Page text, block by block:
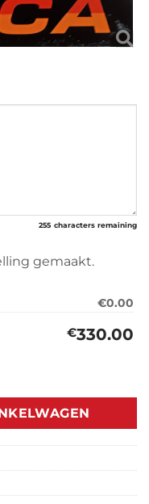
255 characters remaining
gemaakt.
€0.00
€330.00
2021) aantal